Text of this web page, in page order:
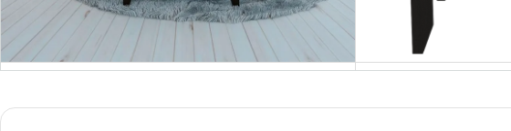
$ 359 .900
$ 900
Cuota de Referencia*
334 900
900
Cuota de Referencia*